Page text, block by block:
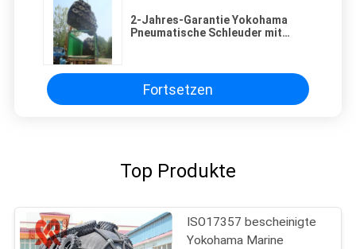
2-Jahres-Garantie Yokohama
Pneumatische Schleuder mit
Fortsetzen
Top Produkte
ISO17357 bescheinigte
Yokohama Marine